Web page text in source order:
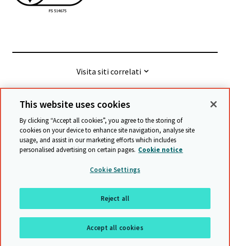
Visita siti correlati
© Cambridge University Press & Assessment
Termini e condizioni
Protezione dei Dati
Accessibility statement Statement on modern slavery
Safeguarding policy
Mappa del sito
Ritornare all'inzio
This website uses cookies
By clicking “Accept all cookies”, you agree to the storing of
cookies on your device to enhance site navigation, analyse site
usage, and assist in our marketing efforts which includes
personalised advertising on certain pages. Cookie notice
Cookie Settings
Reject all
Accept all cookies